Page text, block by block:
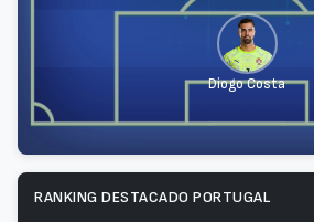
Diogo Costa
RANKING DESTACADO PORTUGAL